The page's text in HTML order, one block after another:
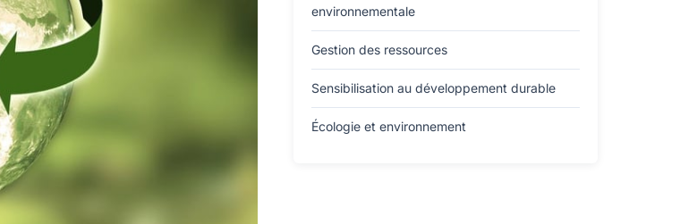
environnementale
Gestion des ressources
Sensibilisation au développement durable
Écologie et environnement